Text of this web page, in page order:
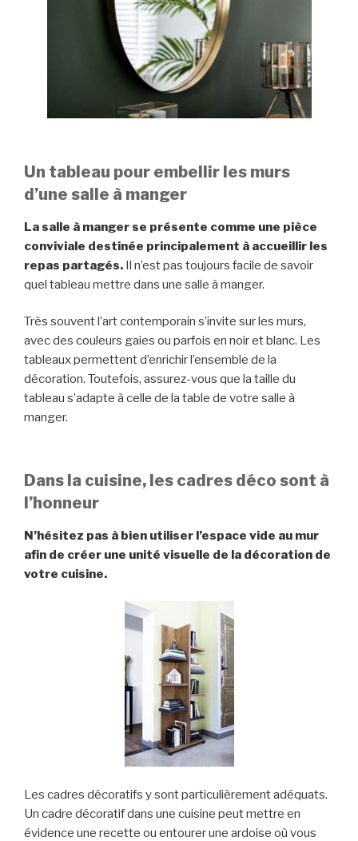
Un tableau pour embellir les murs
d’une salle à manger
La salle à manger se présente comme une pièce
conviviale destinée principalement à accueillir les
repas partagés. Il n’est pas toujours facile de savoir
quel tableau mettre dans une salle à manger.
Très souvent l’art contemporain s’invite sur les murs,
avec des couleurs gaies ou parfois en noir et blanc. Les
tableaux permettent d’enrichir l’ensemble de la
décoration. Toutefois, assurez-vous que la taille du
tableau s’adapte à celle de la table de votre salle à
manger.
Dans la cuisine, les cadres déco sont à
l’honneur
N’hésitez pas à bien utiliser l’espace vide au mur
afin de créer une unité visuelle de la décoration de
votre cuisine.
Les cadres décoratifs y sont particulièrement adéquats.
Un cadre décoratif dans une cuisine peut mettre en
évidence une recette ou entourer une ardoise où vous